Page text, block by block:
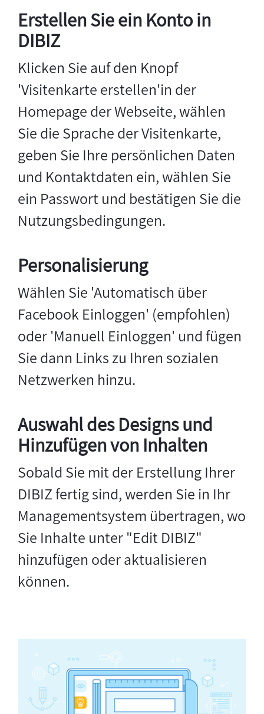
Erstellen Sie ein Konto in
DIBIZ
Klicken Sie auf den Knopf
'Visitenkarte erstellen'in der
Homepage der Webseite, wählen
Sie die Sprache der Visitenkarte,
geben Sie Ihre persönlichen Daten
und Kontaktdaten ein, wählen Sie
ein Passwort und bestätigen Sie die
Nutzungsbedingungen.
Personalisierung
Wählen Sie 'Automatisch über
Facebook Einloggen' (empfohlen)
oder 'Manuell Einloggen' und fügen
Sie dann Links zu Ihren sozialen
Netzwerken hinzu.
Auswahl des Designs und
Hinzufügen von Inhalten
Sobald Sie mit der Erstellung Ihrer
DIBIZ fertig sind, werden Sie in Ihr
Managementsystem übertragen, wo
Sie Inhalte unter "Edit DIBIZ"
hinzufügen oder aktualisieren
können.